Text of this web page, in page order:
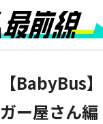
【BabyBus
ガー屋さん編